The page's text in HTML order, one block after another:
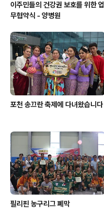
이주민들의 건강권 보호를 위한 업
무협약식 - 양병원
포천 송끄란 축제에 다녀왔습니다
필리핀 농구리그 폐막